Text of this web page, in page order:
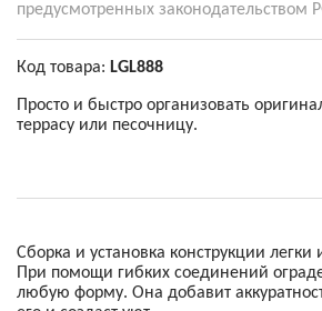
предусмотренных законодательством
Код товара: LGL888
Просто и быстро организовать
террасу или песочницу.
Сборка и установка конструкции
При помощи гибких соединений
любую форму. Она добавит